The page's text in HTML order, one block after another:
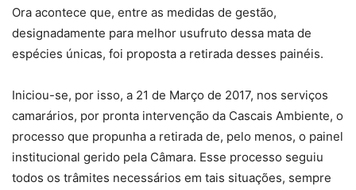
Ora acontece que, entre as medidas de gestão,
designadamente para melhor usufruto dessa mata de
espécies únicas, foi proposta a retirada desses painéis.
Iniciou-se, por isso, a 21 de Março de 2017, nos serviços
camarários, por pronta intervenção da Cascais Ambiente, o
processo que propunha a retirada de, pelo menos, o painel
institucional gerido pela Câmara. Esse processo seguiu
todos os trâmites necessários em tais situações, sempre